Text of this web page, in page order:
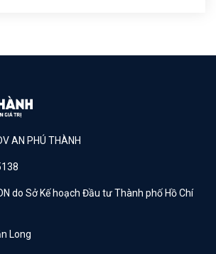
AN PHÚ THÀNH
do Sở Kế hoạch Đầu tư Thành phố Hồ Chí
Long